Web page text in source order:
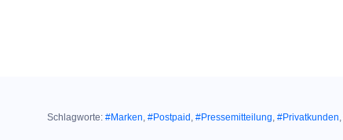
Schlagworte: #Marken, #Postpaid , #Pressemitteilung, #Privatkunden,